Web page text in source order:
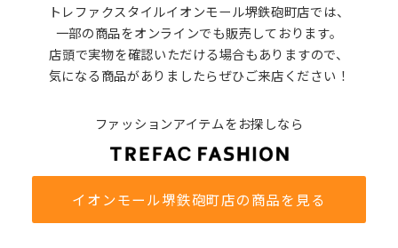
トレファクスタイルイオンモール堺鉄砲町店では、
一部の商品をオンラインでも販売しております。
店頭で実物を確認いただける場合もありますので、
気になる商品がありましたらぜひご来店ください！
ファッションアイテムをお探しなら
イオンモール堺鉄砲町店の商品を見る